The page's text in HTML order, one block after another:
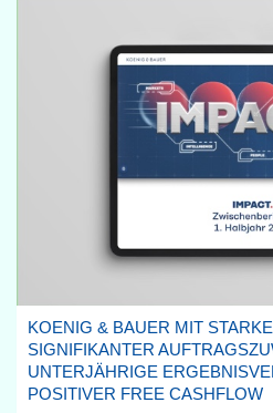
KOENIG & BAUER MIT
SIGNIFIKANTER
UNTERJÄHRIGE
POSITIVER FREE CASHFLOW